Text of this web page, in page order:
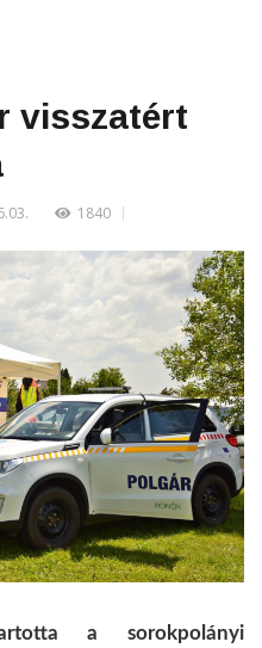
visszatért
1840
a sorokpolányi